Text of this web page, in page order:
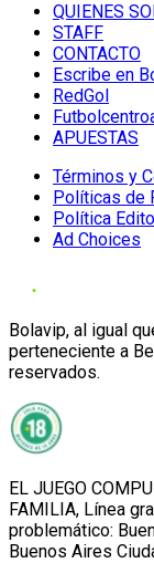
QUIENES
STAFF
CONTACTO
Escribe en
RedGol
APUESTAS
Términos y
Políticas de
Política
Ad Choices
Bolavip, al igual
perteneciente a
reservados.
EL JUEGO
FAMILIA, Línea
problemático:
Buenos Aires